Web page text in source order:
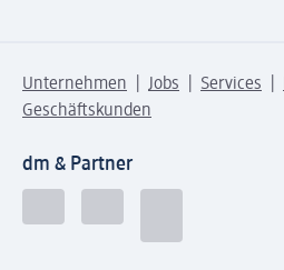
Unternehmen Jobs Services
Geschäftskunden
dm & Partner